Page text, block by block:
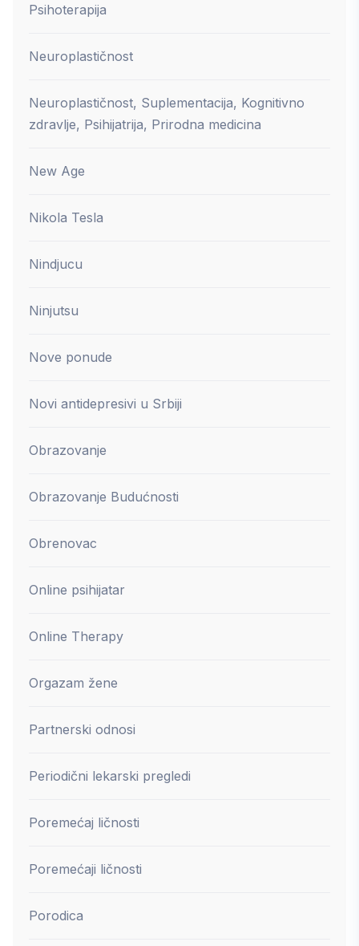
Psihoterapija
Neuroplastičnost
Neuroplastičnost, Suplementacija, Kognitivno
zdravlje, Psihijatrija, Prirodna medicina
New Age
Nikola Tesla
Nindjucu
Ninjutsu
Nove ponude
Novi antidepresivi u Srbiji
Obrazovanje
Obrazovanje Budućnosti
Obrenovac
Online psihijatar
Online Therapy
Orgazam žene
Partnerski odnosi
Periodični lekarski pregledi
Poremećaj ličnosti
Poremećaji ličnosti
Porodica